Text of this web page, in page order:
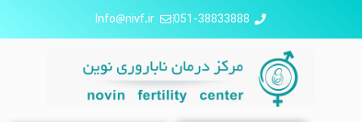
051-38833888
Info@nivf.ir